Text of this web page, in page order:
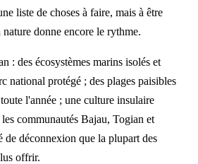
liste de choses à faire, mais à être
donne encore le rythme.
: des écosystèmes marins isolés et
national protégé ; des plages paisibles
l'année ; une culture insulaire
communautés Bajau, Togian et
déconnexion que la plupart des
offrir.